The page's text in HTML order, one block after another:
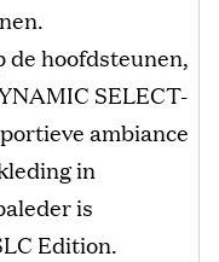
de hoofdsteunen,
SELECT-
ambiance
in
is
Edition.